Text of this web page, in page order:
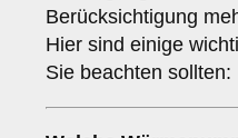
Berücksichtigung
Hier sind einige
Sie beachten sollten: